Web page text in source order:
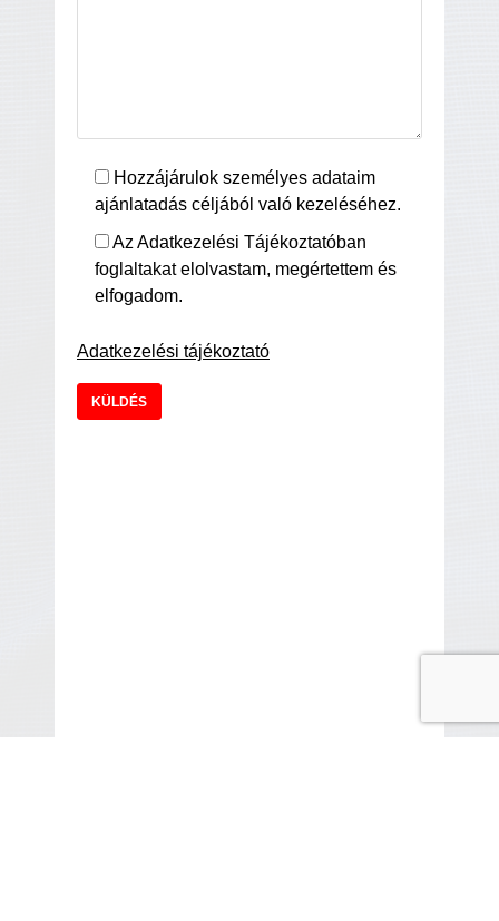
Hozzájárulok személyes adataim
ajánlatadás céljából való kezeléséhez.
Az Adatkezelési Tájékoztatóban
foglaltakat elolvastam, megértettem és
elfogadom.
Adatkezelési tájékoztató